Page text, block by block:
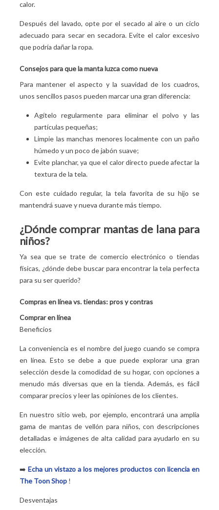
calor.
Después del lavado, opte por el secado al aire o un ciclo
adecuado para secar en secadora.Evite el calor excesivo
que podría dañar la ropa.
Consejos para que la manta luzca como nueva
Para mantener el aspecto y la suavidad de los cuadros,
unos sencillos pasos pueden marcar una gran diferencia:
Agítelo regularmente para eliminar el polvo y las
partículas pequeñas;
Limpie las manchas menores localmente con un paño
húmedo y un poco de jabón suave;
Evite planchar, ya que el calor directo puede afectar la
textura de la tela.
Con este cuidado regular, la tela favorita de su hijo se
mantendrá suave y nueva durante más tiempo.
¿Dónde comprar mantas de lana para
niños?
Ya sea que se trate de comercio electrónico o tiendas
físicas, ¿dónde debe buscar para encontrar la tela perfecta
para su ser querido?
Compras en línea vs. tiendas: pros y contras
Comprar en línea
Beneficios
La conveniencia es el nombre del juego cuando se compra
en línea. Esto se debe a que puede explorar una gran
selección desde la comodidad de su hogar, con opciones a
menudo más diversas que en la tienda. Además, es fácil
comparar precios y leer las opiniones de los clientes.
En nuestro sitio web, por ejemplo, encontrará una amplia
gama de mantas de vellón para niños, con descripciones
detalladas e imágenes de alta calidad para ayudarlo en su
elección.
➡️ Echa un vistazo a los mejores productos con licencia en
The Toon Shop !
Desventajas